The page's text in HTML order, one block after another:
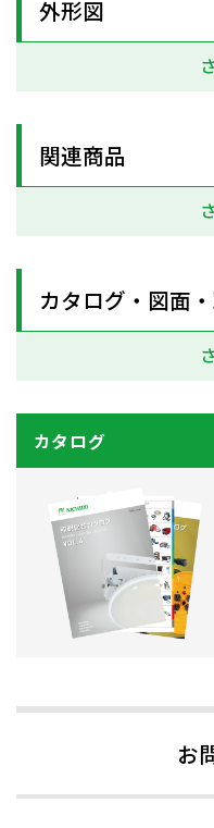
外形図
関連商品
カタログ・図面
カタログ
お